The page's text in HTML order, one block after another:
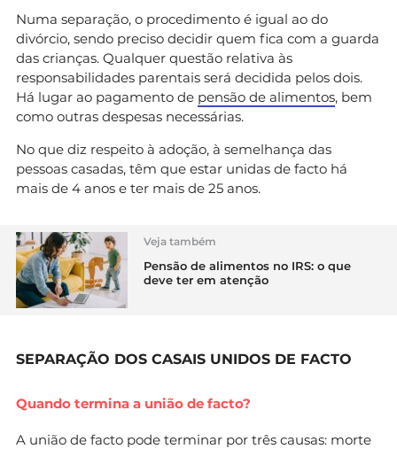
Numa separação, o procedimento é igual ao do
divórcio, sendo preciso decidir quem fica com a guarda
das crianças. Qualquer questão relativa às
responsabilidades parentais será decidida pelos dois.
Há lugar ao pagamento de pensão de alimentos, bem
como outras despesas necessárias.
No que diz respeito à adoção, à semelhança das
pessoas casadas, têm que estar unidas de facto há
mais de 4 anos e ter mais de 25 anos.
Veja também
Pensão de alimentos no IRS: o que
deve ter em atenção
SEPARAÇÃO DOS CASAIS UNIDOS DE FACTO
Quando termina a união de facto?
A união de facto pode terminar por três causas: morte